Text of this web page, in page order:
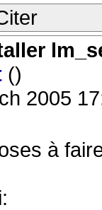
()
2005
à